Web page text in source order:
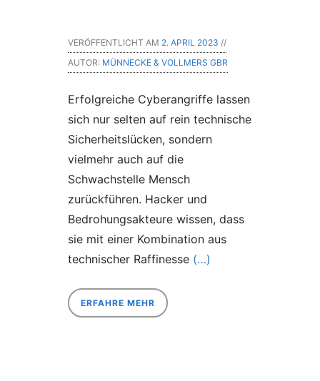
VERÖFFENTLICHT AM 2. APRIL 2023 //
AUTOR: MÜNNECKE & VOLLMERS GBR
Erfolgreiche Cyberangriffe lassen
sich nur selten auf rein technische
Sicherheitslücken, sondern
vielmehr auch auf die
Schwachstelle Mensch
zurückführen. Hacker und
Bedrohungsakteure wissen, dass
sie mit einer Kombination aus
technischer Raffinesse (…)
ERFAHRE MEHR